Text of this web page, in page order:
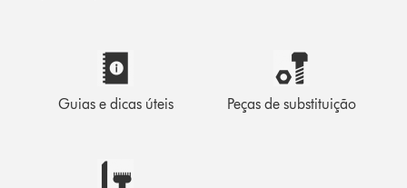
Guias e dicas úteis Peças de substituição